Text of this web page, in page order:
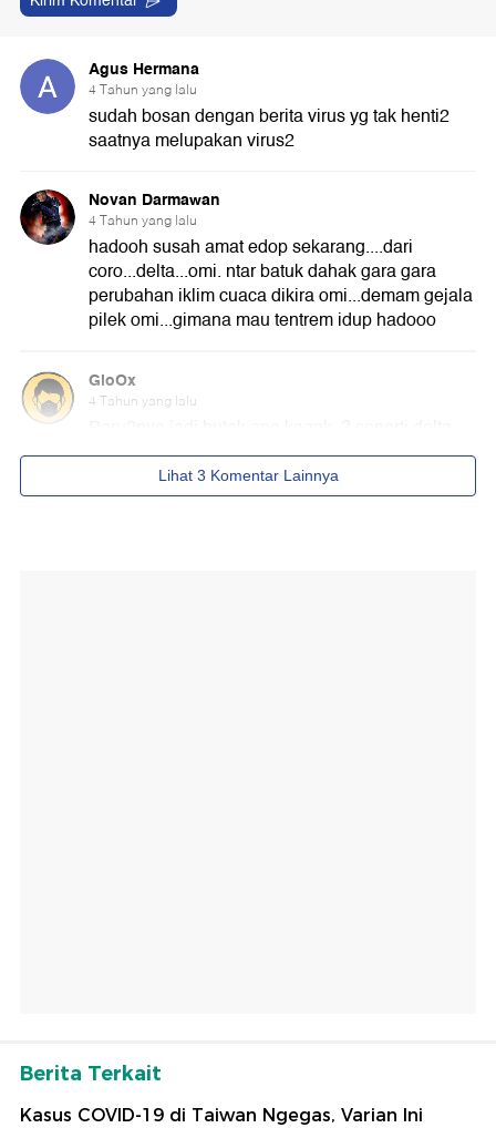
Berita Terkait
Kasus COVID-19 di Taiwan Ngegas, Varian Ini